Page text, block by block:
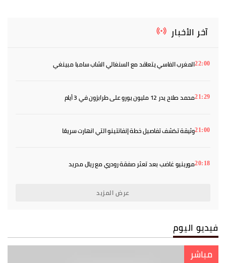
آخر الأخبار
22:00المغرب الفاسي يتعاقد مع السنغالي الشاب سامبا مبينغي
21:29محمد صلاح يدر 12 مليون يورو على طرابزون في 3 أيام
21:00وثيقة تكشف تفاصيل خطة إنفانتينو التي انهارت سريعًا
20:18مورينيو غاضب بعد تعثر صفقة رودري مع ريال مدريد
عرض المزيد
فيديو اليوم
مباشر